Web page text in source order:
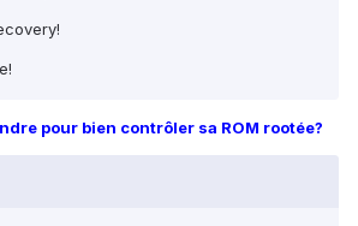
pour bien contrôler sa ROM rootée?